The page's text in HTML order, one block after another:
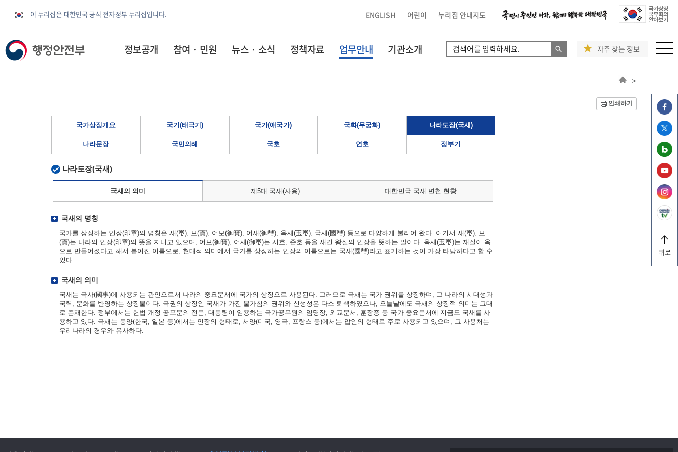
이 누리집은 대한민국 공식 전자정부 누리집입니다. ENGLISH 어린이 누리집 안내지도
위로
정보공개 참여 · 민원 뉴스 · 소식 정책자료 업무안내 기관소개 자주 찾는 정보
>
인쇄하기
국가상징개요 국기(태극기) 국가(애국가) 국화(무궁화) 나라도장(국새)
나라문장 국민의례 국호 연호 정부기
나라도장(국새)
국새의 의미 제5대 국새(사용) 대한민국 국새 변천 현황
국새의 명칭
국가를 상징하는 인장(印章)의 명칭은 새(璽), 보(寶), 어보(御寶), 어새(御璽), 옥새(玉璽), 국새(國璽) 등으로 다양하게 불리어 왔다. 여기서 새(璽), 보
(寶)는 나라의 인장(印章)의 뜻을 지니고 있으며, 어보(御寶), 어새(御璽)는 시호, 존호 등을 새긴 왕실의 인장을 뜻하는 말이다. 옥새(玉璽)는 재질이 옥
으로 만들어졌다고 해서 붙여진 이름으로, 현대적 의미에서 국가를 상징하는 인장의 이름으로는 국새(國璽)라고 표기하는 것이 가장 타당하다고 할 수
있다.
국새의 의미
국새는 국사(國事)에 사용되는 관인으로서 나라의 중요문서에 국가의 상징으로 사용된다. 그러므로 국새는 국가 권위를 상징하며, 그 나라의 시대성과
국력, 문화를 반영하는 상징물이다. 국권의 상징인 국새가 가진 불가침의 권위와 신성성은 다소 퇴색하였으나, 오늘날에도 국새의 상징적 의미는 그대
로 존재한다. 정부에서는 헌법 개정 공포문의 전문, 대통령이 임용하는 국가공무원의 임명장, 외교문서, 훈장증 등 국가 중요문서에 지금도 국새를 사
용하고 있다. 국새는 동양(한국, 일본 등)에서는 인장의 형태로, 서양(미국, 영국, 프랑스 등)에서는 압인의 형태로 주로 사용되고 있으며, 그 사용처는
우리나라의 경우와 유사하다.